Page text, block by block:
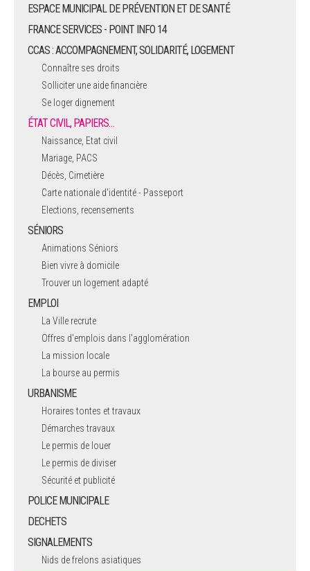
ESPACE MUNICIPAL DE PRÉVENTION ET DE SANTÉ
FRANCE SERVICES - POINT INFO 14
CCAS : ACCOMPAGNEMENT, SOLIDARITÉ, LOGEMENT
Connaître ses droits
Solliciter une aide financière
Se loger dignement
ÉTAT CIVIL, PAPIERS…
Naissance, Etat civil
Mariage, PACS
Décès, Cimetière
Carte nationale d'identité - Passeport
Elections, recensements
SÉNIORS
Animations Séniors
Bien vivre à domicile
Trouver un logement adapté
EMPLOI
La Ville recrute
Offres d'emplois dans l'agglomération
La mission locale
La bourse au permis
URBANISME
Horaires tontes et travaux
Démarches travaux
Le permis de louer
Le permis de diviser
Sécurité et publicité
POLICE MUNICIPALE
DECHETS
SIGNALEMENTS
Nids de frelons asiatiques